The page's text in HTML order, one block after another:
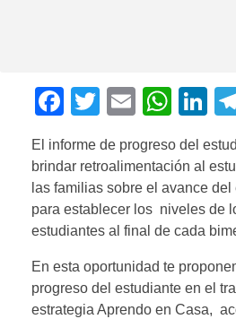
F
c
e
b
o
o
k
T
tt
er
E
ail
W
at
s
A
p
p
Li
k
e
dI
n
El informe de progreso del
brindar retroalimentación al
las familias sobre el avance
para establecer los niveles de
estudiantes al final de cada
En esta oportunidad te
progreso del estudiante en el
estrategia Aprendo en Casa,